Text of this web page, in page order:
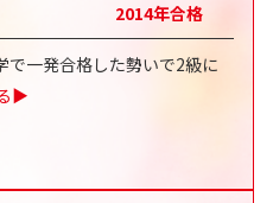
2014年合格
一発合格した勢いで2級に
▶